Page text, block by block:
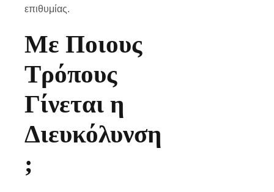
επιθυμίας.
Με Ποιους
Τρόπους
Γίνεται η
Διευκόλυνση
;